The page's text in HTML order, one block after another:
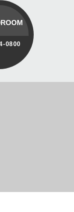
0800